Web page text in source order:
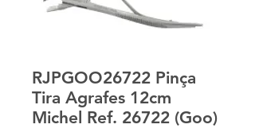
RJPGOO26722 Pinça
Tira Agrafes 12cm
Michel Ref. 26722 (Goo)